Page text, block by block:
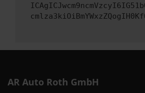
AR Auto Roth GmbH